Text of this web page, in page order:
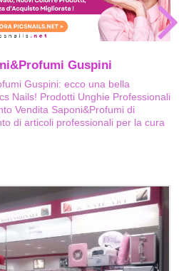
Guspini
Guspini: ecco una bella
Nails! Prodotti Unghie Professionali
Vendita Saponi&Profumi di
di articoli professionali per la cura